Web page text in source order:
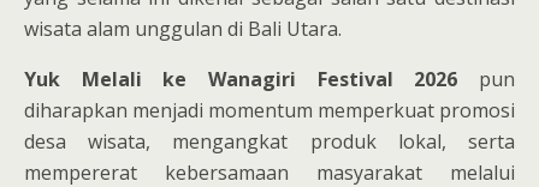
wisata alam unggulan di Bali Utara.
Yuk Melali ke Wanagiri Festival 2026 pun
diharapkan menjadi momentum memperkuat promosi
desa wisata, mengangkat produk lokal, serta
mempererat kebersamaan masyarakat melalui